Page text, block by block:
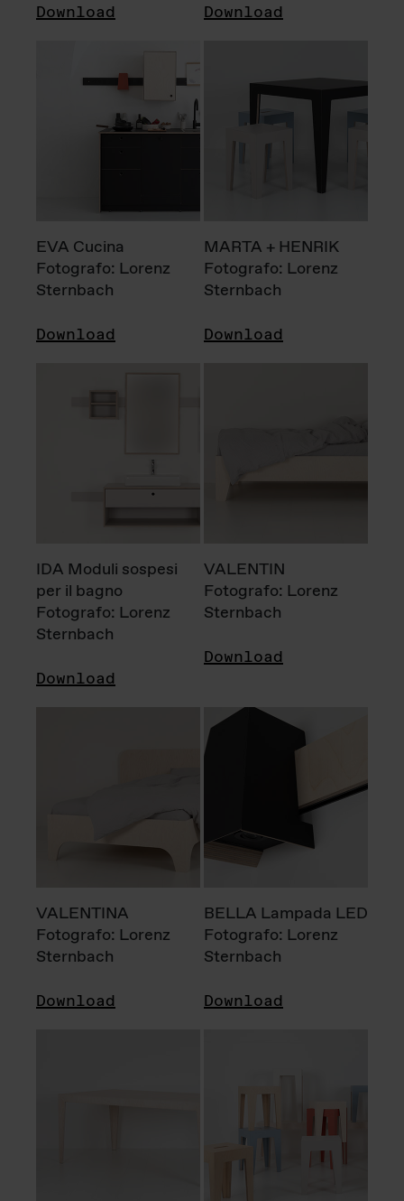
Download Download
EVA Cucina
Fotografo: Lorenz
Sternbach
Download
MARTA + HENRIK
Fotografo: Lorenz
Sternbach
Download
IDA Moduli sospesi
per il bagno
Fotografo: Lorenz
Sternbach
Download
VALENTIN
Fotografo: Lorenz
Sternbach
Download
VALENTINA
Fotografo: Lorenz
Sternbach
Download
BELLA Lampada LED
Fotografo: Lorenz
Sternbach
Download